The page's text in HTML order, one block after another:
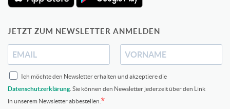
JETZT ZUM NEWSLETTER ANMELDEN
Ich möchte den Newsletter erhalten und akzeptiere die
Datenschutzerklärung . Sie können den Newsletter jederzeit über den Link
in unserem Newsletter abbestellen.